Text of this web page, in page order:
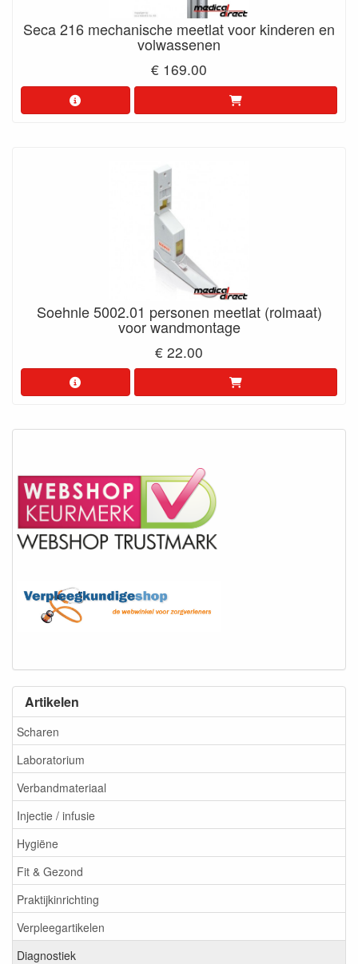
Artikelen
Scharen
Laboratorium
Verbandmateriaal
Injectie / infusie
Hygiëne
Fit & Gezond
Praktijkinrichting
Verpleegartikelen
Diagnostiek
Seca 216 mechanische meetlat voor kinderen en
volwassenen
€ 169.00
Soehnle 5002.01 personen meetlat (rolmaat)
voor wandmontage
€ 22.00